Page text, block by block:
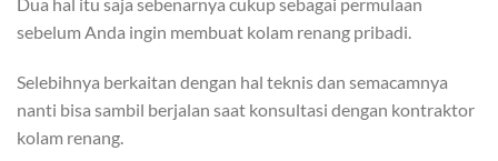
sebelum Anda ingin membuat kolam renang pribadi.
Selebihnya berkaitan dengan hal teknis dan semacamnya
nanti bisa sambil berjalan saat konsultasi dengan kontraktor
kolam renang.